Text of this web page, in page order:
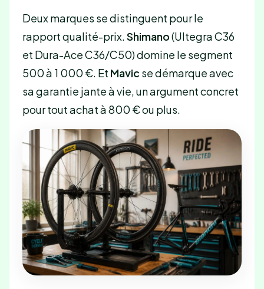
Deux marques se distinguent pour le
rapport qualité-prix. Shimano(Ultegra C36
et Dura-Ace C36/C50) domine le segment
500 à 1 000 €. Et Mavicse démarque avec
sa garantie jante à vie, un argument concret
pour tout achat à 800 € ou plus.